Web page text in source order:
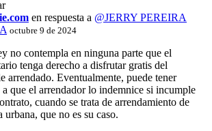
en respuesta a @JERRY PEREIRA
octubre 9 de 2024
no contempla en ninguna parte que el
tenga derecho a disfrutar gratis del
arrendado. Eventualmente, puede tener
a que el arrendador lo indemnice si incumple
cuando se trata de arrendamiento de
urbana, que no es su caso.